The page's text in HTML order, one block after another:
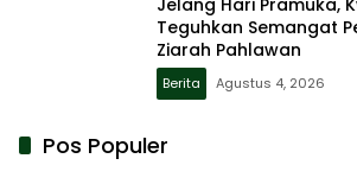
Jelang Hari Pramuka,
Teguhkan Semangat
Ziarah Pahlawan
Berita Agustus 4, 2026
Pos Populer